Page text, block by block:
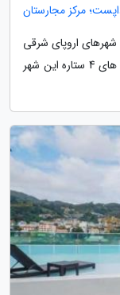
شهرهای اروپای شرقی
در مجاورت رود دانوب است؛ برای آشنایی با هتل های 4 ستاره این شهر